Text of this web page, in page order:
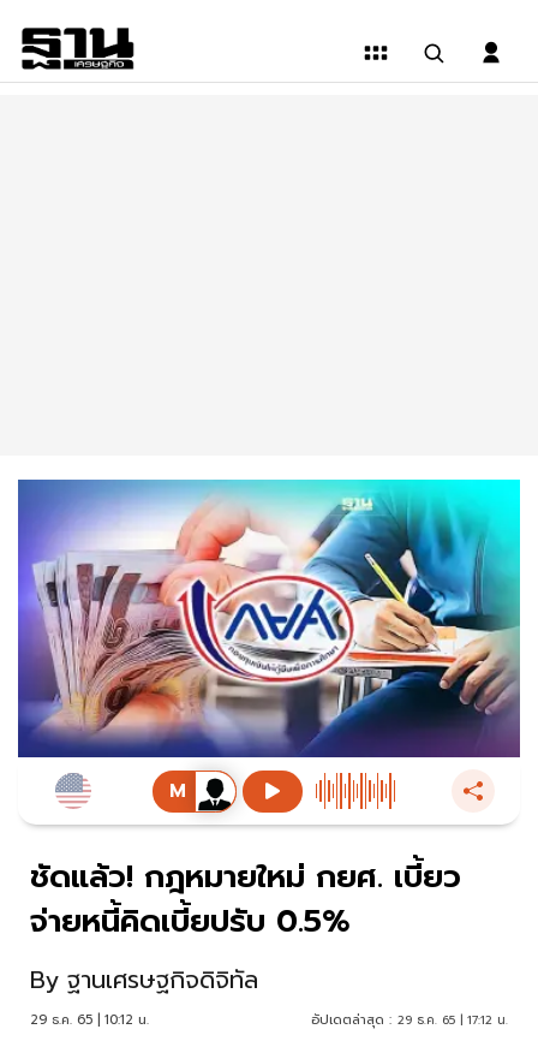
ชัดแล้ว! กฎหมายใหม่ กยศ. เบี้ยว
จ่ายหนี้คิดเบี้ยปรับ 0.5%
By ฐานเศรษฐกิจดิจิทัล
29 ธ.ค. 65 | 10:12 น. อัปเดตล่าสุด : 29 ธ.ค. 65 | 17:12 น.